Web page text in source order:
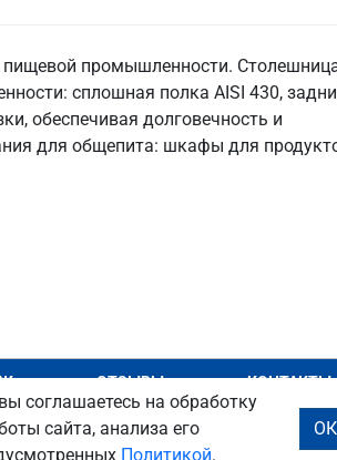
пищевой промышленности.
сплошная полка AISI 430,
обеспечивая долговечность и
для общепита: шкафы для
ОТЗЫВЫ КОНТАКТЫ
соглашаетесь на обработку
сайта, анализа его
Политикой.
ОК